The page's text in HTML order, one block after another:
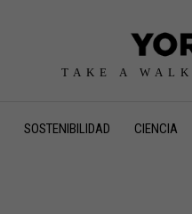
TAKE A
SOSTENIBILIDAD CIENCIA